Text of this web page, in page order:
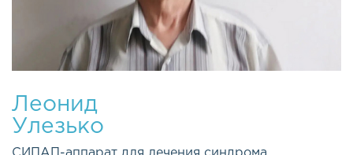
Леонид
Улезько